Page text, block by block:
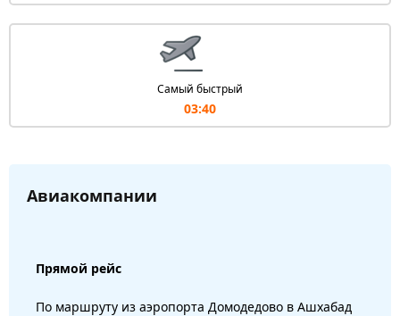
Самый быстрый
03:40
Авиакомпании
Прямой рейс
По маршруту из аэропорта Домодедово в Ашхабад